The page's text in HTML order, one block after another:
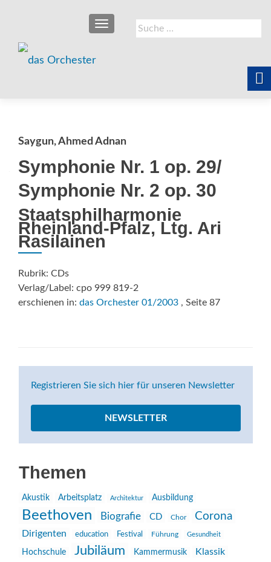
Suche
nach:
SCHALTE NAVIGATION
Saygun, Ahmed Adnan
Symphonie Nr. 1 op. 29/
Symphonie Nr. 2 op. 30
Staatsphilharmonie
Rheinland-Pfalz, Ltg. Ari
Rasilainen
Rubrik: CDs
Verlag/Label: cpo 999 819-2
erschienen in: das Orchester 01/2003 , Seite 87
Registrieren Sie sich hier für unseren Newsletter
NEWSLETTER
Themen
Akustik Arbeitsplatz Architektur Ausbildung
Beethoven Biografie CD Chor Corona
Dirigenten education Festival Führung Gesundheit
Hochschule Jubiläum Kammermusik
Klassik